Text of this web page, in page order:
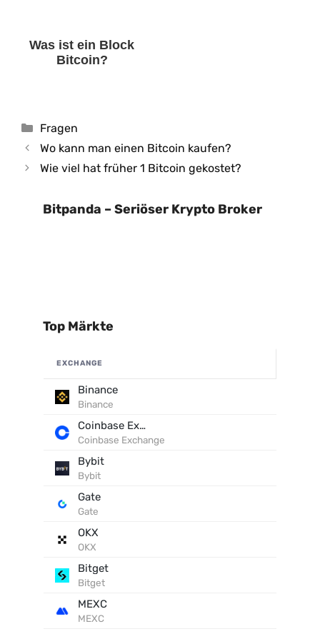
Was ist ein Block
Bitcoin?
Kategorien
Fragen
Wo kann man einen Bitcoin kaufen?
Wie viel hat früher 1 Bitcoin gekostet?
Bitpanda – Seriöser Krypto Broker
Top Märkte
EXCHANGE
Binance
Binance
Coinbase Exchange
Coinbase Exchange
Bybit
Bybit
Gate
Gate
OKX
OKX
Bitget
Bitget
MEXC
MEXC